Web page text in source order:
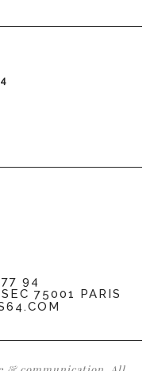
94
75001 PARIS